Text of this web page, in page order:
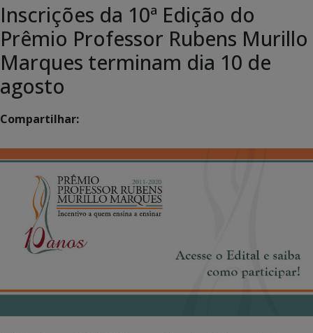
Inscrições da 10ª Edição do
Prêmio Professor Rubens Murillo
Marques terminam dia 10 de
agosto
Compartilhar: